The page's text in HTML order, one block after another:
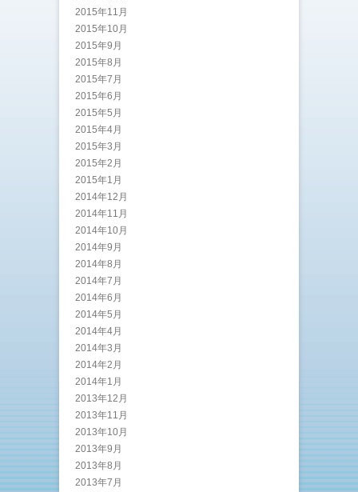
2015年11月
2015年10月
2015年9月
2015年8月
2015年7月
2015年6月
2015年5月
2015年4月
2015年3月
2015年2月
2015年1月
2014年12月
2014年11月
2014年10月
2014年9月
2014年8月
2014年7月
2014年6月
2014年5月
2014年4月
2014年3月
2014年2月
2014年1月
2013年12月
2013年11月
2013年10月
2013年9月
2013年8月
2013年7月